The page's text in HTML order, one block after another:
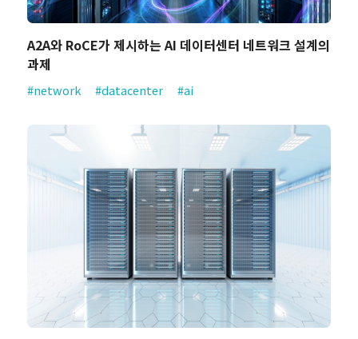
A2A와 RoCE가 제시하는 AI 데이터센터 네트워크 설계의
과제
#network #datacenter #ai